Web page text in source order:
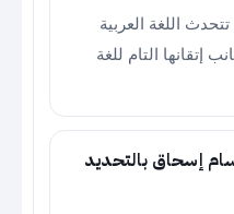
اللغة العربية
إتقانها التام للغة
إسحاق بالتحديد